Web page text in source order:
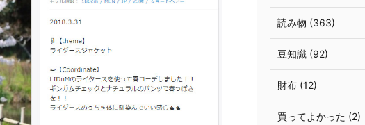
読み物 (363)
豆知識 (92)
財布 (12)
買ってよかった (2)